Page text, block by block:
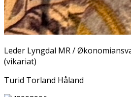
Leder Lyngdal MR /
(vikariat)
Turid Torland Håland